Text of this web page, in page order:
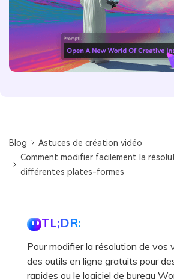
Blog
Astuces de création vidéo
Comment modifier facilement la
différentes plates-formes
TL;DR:
Pour modifier la résolution de vos
des outils en ligne gratuits pour
rapides ou le logiciel de bureau